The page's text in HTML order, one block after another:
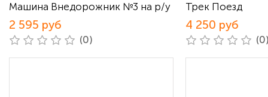
Машина Внедорожник №3 на р/у
2 595 руб
(0)
Трек Поезд
4 250 руб